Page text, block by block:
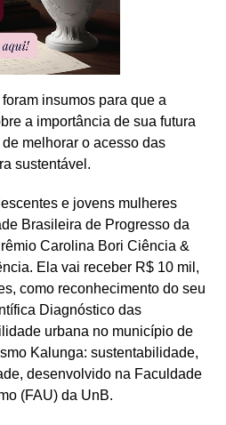
insumos para que a
a importância de sua futura
melhorar o acesso das
sustentável.
e jovens mulheres
Brasileira de Progresso da
Carolina Bori Ciência &
Ela vai receber R$ 10 mil,
como reconhecimento do seu
Diagnóstico das
urbana no município de
Kalunga: sustentabilidade,
desenvolvido na Faculdade
(FAU) da UnB.